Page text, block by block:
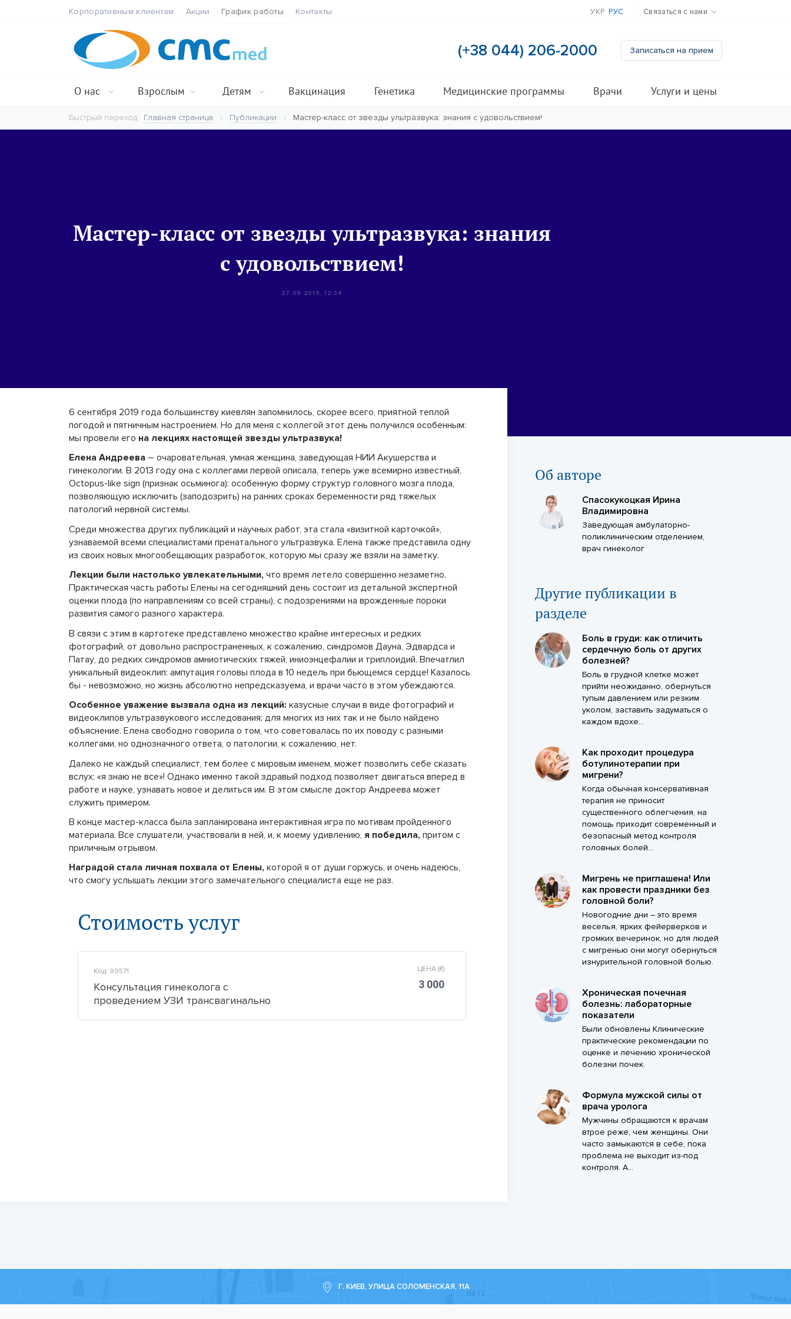
Корпоративным клиентам Акции График работы Контакты УКР РУС Связаться с нами
(+38 044) 206-2000 Записаться на прием
О нас Взрослым Детям Вакцинация Генетика Медицинские программы Врачи Услуги и цены
Быстрый переход: Главная страница Публикации Мастер-класс от звезды ультразвука: знания с удовольствием!
Мастер-класс от звезды ультразвука: знания
с удовольствием!
27.09.2019, 12:34
6 сентября 2019 года большинству киевлян запомнилось, скорее всего, приятной теплой
погодой и пятничным настроением. Но для меня с коллегой этот день получился особенным:
мы провели его на лекциях настоящей звезды ультразвука!
Елена Андреева – очаровательная, умная женщина, заведующая НИИ Акушерства и
гинекологии. В 2013 году она с коллегами первой описала, теперь уже всемирно известный,
Octopus-like sign (признак осьминога): особенную форму структур головного мозга плода,
позволяющую исключить (заподозрить) на ранних сроках беременности ряд тяжелых
патологий нервной системы.
Среди множества других публикаций и научных работ, эта стала «визитной карточкой»,
узнаваемой всеми специалистами пренатального ультразвука. Елена также представила одну
из своих новых многообещающих разработок, которую мы сразу же взяли на заметку.
Лекции были настолько увлекательными, что время летело совершенно незаметно.
Практическая часть работы Елены на сегодняшний день состоит из детальной экспертной
оценки плода (по направлениям со всей страны), с подозрениями на врожденные пороки
развития самого разного характера.
В связи с этим в картотеке представлено множество крайне интересных и редких
фотографий, от довольно распространенных, к сожалению, синдромов Дауна, Эдвардса и
Патау, до редких синдромов амниотических тяжей, иниоэнцефалии и триплоидий. Впечатлил
уникальный видеоклип: ампутация головы плода в 10 недель при бьющемся сердце! Казалось
бы - невозможно, но жизнь абсолютно непредсказуема, и врачи часто в этом убеждаются.
Особенное уважение вызвала одна из лекций: казусные случаи в виде фотографий и
видеоклипов ультразвукового исследования; для многих из них так и не было найдено
объяснение. Елена свободно говорила о том, что советовалась по их поводу с разными
коллегами, но однозначного ответа, о патологии, к сожалению, нет.
Далеко не каждый специалист, тем более с мировым именем, может позволить себе сказать
вслух: «я знаю не все»! Однако именно такой здравый подход позволяет двигаться вперед в
работе и науке, узнавать новое и делиться им. В этом смысле доктор Андреева может
служить примером.
В конце мастер-класса была запланирована интерактивная игра по мотивам пройденного
материала. Все слушатели, участвовали в ней, и, к моему удивлению, я победила, притом с
приличным отрывом.
Наградой стала личная похвала от Елены, которой я от души горжусь, и очень надеюсь,
что смогу услышать лекции этого замечательного специалиста еще не раз.
Стоимость услуг
Код: 99571
Консультация гинеколога с
проведением УЗИ трансвагинально
ЦЕНА (₴)
3 000
Об авторе
Спасокукоцкая Ирина
Владимировна
Заведующая амбулаторно-
поликлиническим отделением,
врач гинеколог
Другие публикации в
разделе
Боль в груди: как отличить
сердечную боль от других
болезней?
Боль в грудной клетке может
прийти неожиданно, обернуться
тупым давлением или резким
уколом, заставить задуматься о
каждом вдохе...
Как проходит процедура
ботулинотерапии при
мигрени?
Когда обычная консервативная
терапия не приносит
существенного облегчения, на
помощь приходит современный и
безопасный метод контроля
головных болей...
Мигрень не приглашена! Или
как провести праздники без
головной боли?
Новогодние дни – это время
веселья, ярких фейерверков и
громких вечеринок, но для людей
с мигренью они могут обернуться
изнурительной головной болью.
Хроническая почечная
болезнь: лабораторные
показатели
Были обновлены Клинические
практические рекомендации по
оценке и лечению хронической
болезни почек.
Формула мужской силы от
врача уролога
Мужчины обращаются к врачам
втрое реже, чем женщины. Они
часто замыкаются в себе, пока
проблема не выходит из-под
контроля. А...
Г. КИЕВ, УЛИЦА СОЛОМЕНСКАЯ, 11А